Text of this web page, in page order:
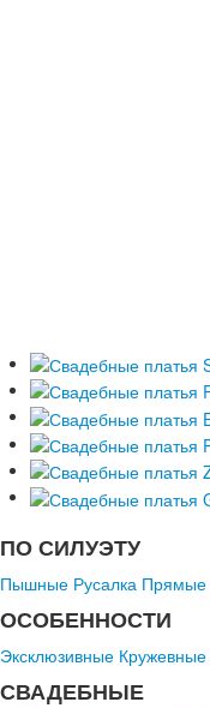
ПО СИЛУЭТУ
Пышные Русалка Прямые
ОСОБЕННОСТИ
Эксклюзивные Кружевные
СВАДЕБНЫЕ